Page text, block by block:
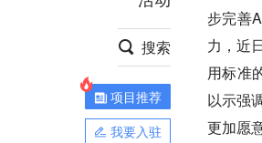
搜索
项目推荐
我要入驻
步完善
力，近
用标准
以示强
更加愿